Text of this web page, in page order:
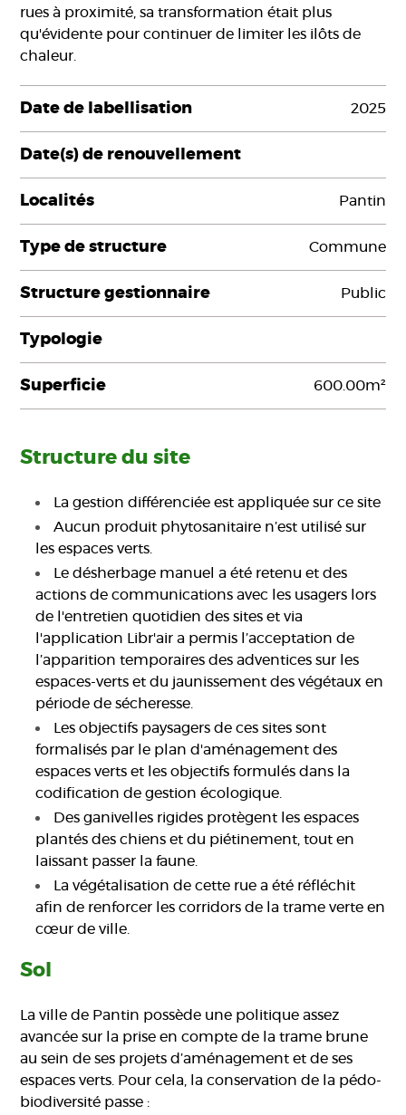
rues à proximité, sa transformation était plus
qu'évidente pour continuer de limiter les ilôts de
chaleur.
Date de labellisation 2025
Date(s) de renouvellement
Localités Pantin
Type de structure Commune
Structure gestionnaire Public
Typologie
Superficie 600.00m²
Structure du site
La gestion différenciée est appliquée sur ce site
Aucun produit phytosanitaire n’est utilisé sur
les espaces verts.
Le désherbage manuel a été retenu et des
actions de communications avec les usagers lors
de l'entretien quotidien des sites et via
l'application Libr'air a permis l’acceptation de
l’apparition temporaires des adventices sur les
espaces-verts et du jaunissement des végétaux en
période de sécheresse.
Les objectifs paysagers de ces sites sont
formalisés par le plan d'aménagement des
espaces verts et les objectifs formulés dans la
codification de gestion écologique.
Des ganivelles rigides protègent les espaces
plantés des chiens et du piétinement, tout en
laissant passer la faune.
La végétalisation de cette rue a été réfléchit
afin de renforcer les corridors de la trame verte en
cœur de ville.
Sol
La ville de Pantin possède une politique assez
avancée sur la prise en compte de la trame brune
au sein de ses projets d’aménagement et de ses
espaces verts. Pour cela, la conservation de la pédo-
biodiversité passe :